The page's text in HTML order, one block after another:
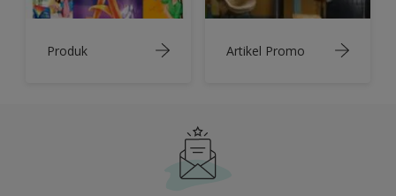
Produk Artikel Promo